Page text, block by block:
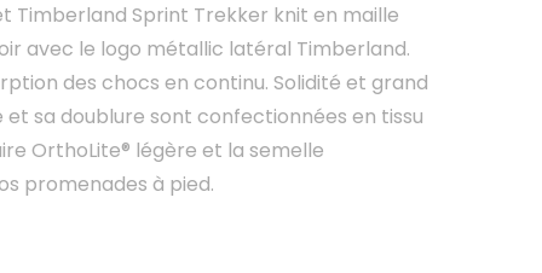
Timberland Sprint Trekker knit en maille
avec le logo métallic latéral Timberland.
des chocs en continu. Solidité et grand
sa doublure sont confectionnées en tissu
OrthoLite® légère et la semelle
promenades à pied.